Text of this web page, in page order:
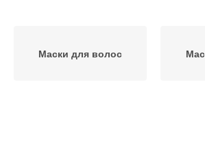
Маски для волос